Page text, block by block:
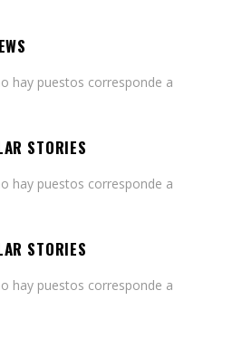
hay puestos corresponde a
STORIES
hay puestos corresponde a
STORIES
hay puestos corresponde a